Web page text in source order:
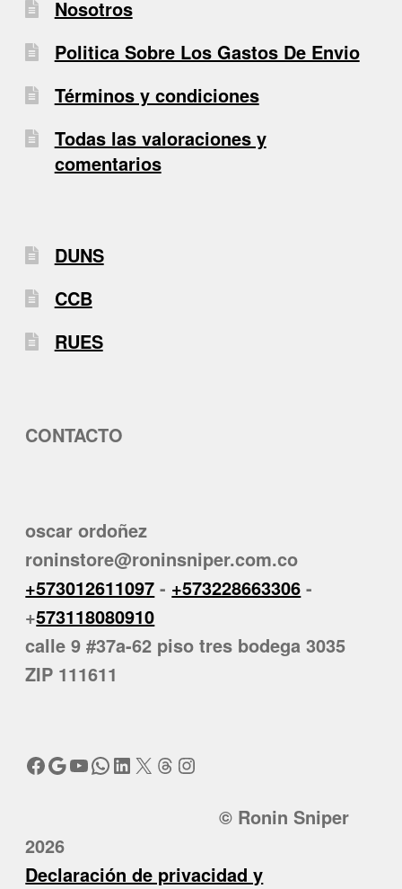
Nosotros
Politica Sobre Los Gastos De Envio
Términos y condiciones
Todas las valoraciones y
comentarios
DUNS
CCB
RUES
CONTACTO
oscar ordoñez
roninstore@roninsniper.com.co
+573012611097 - +573228663306 -
+573118080910
calle 9 #37a-62 piso tres bodega 3035
ZIP 111611
Facebook
Google
YouTube
WhatsApp
LinkedIn
X Threads
Instagram
© Ronin Sniper
2026
Declaración de privacidad y